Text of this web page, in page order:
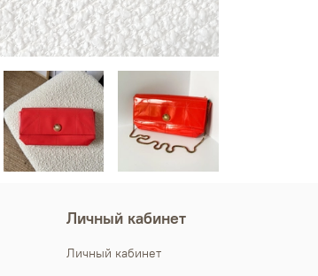
Личный кабинет
Личный кабинет